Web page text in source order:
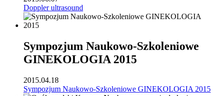
Doppler ultrasound
Sympozjum Naukowo-Szkoleniowe
GINEKOLOGIA 2015
2015.04.18
Sympozjum Naukowo-Szkoleniowe GINEKOLOGIA 2015